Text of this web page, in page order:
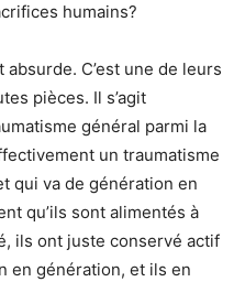
humains?
absurde. C’est une de leurs
pièces. Il s’agit
général parmi la
un traumatisme
qui va de génération en
qu’ils sont alimentés à
ils ont juste conservé actif
en génération, et ils en